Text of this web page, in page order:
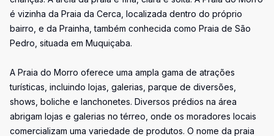
é vizinha da Praia da Cerca, localizada dentro do próprio
bairro, e da Prainha, também conhecida como Praia de São
Pedro, situada em Muquiçaba.
A Praia do Morro oferece uma ampla gama de atrações
turísticas, incluindo lojas, galerias, parque de diversões,
shows, boliche e lanchonetes. Diversos prédios na área
abrigam lojas e galerias no térreo, onde os moradores locais
comercializam uma variedade de produtos. O nome da praia